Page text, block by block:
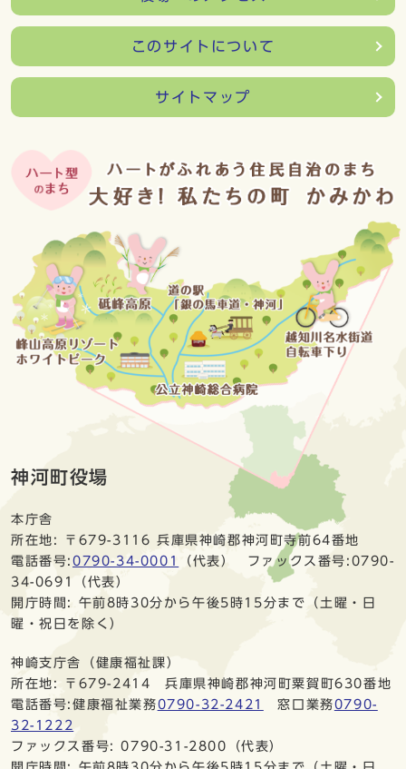
このサイトについて
サイトマップ
神河町役場
本庁舎
所在地: 〒679-3116 兵庫県神崎郡神河町寺前64番地
電話番号: 0790-34-0001
（代表） ファックス番号:0790-
34-0691（代表）
開庁時間: 午前8時30分から午後5時15分まで（土曜・日
曜・祝日を除く）
神崎支庁舎（健康福祉課）
所在地: 〒679-2414 兵庫県神崎郡神河町粟賀町630番地
電話番号:健康福祉業務0790-32-2421 窓口業務0790-
32-1222
ファックス番号: 0790-31-2800（代表）